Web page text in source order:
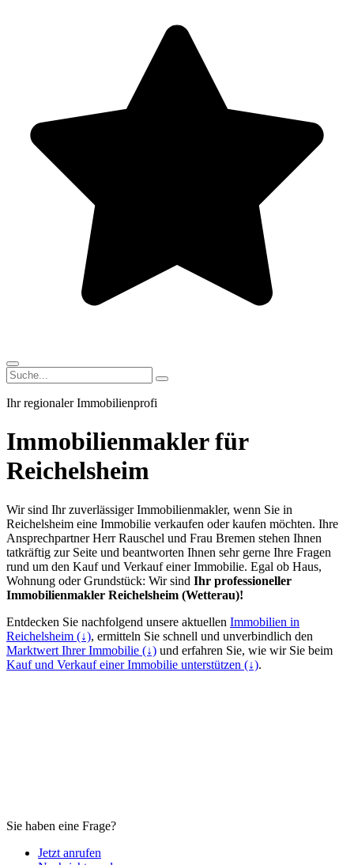
Ihr regionaler Immobilienprofi
Immobilienmakler für
Reichelsheim
Wir sind Ihr zuverlässiger Immobilienmakler, wenn Sie in
Reichelsheim eine Immobilie verkaufen oder kaufen möchten. Ihre
Ansprechpartner Herr Rauschel und Frau Bremen stehen Ihnen
tatkräftig zur Seite und beantworten Ihnen sehr gerne Ihre Fragen
rund um den Kauf und Verkauf einer Immobilie. Egal ob Haus,
Wohnung oder Grundstück: Wir sind Ihr professioneller
Immobilienmakler Reichelsheim (Wetterau)!
Entdecken Sie nachfolgend unsere aktuellen Immobilien in
Reichelsheim (↓), ermitteln Sie schnell und unverbindlich den
Marktwert Ihrer Immobilie (↓) und erfahren Sie, wie wir Sie beim
Kauf und Verkauf einer Immobilie unterstützen (↓).
Sie haben eine Frage?
Jetzt anrufen